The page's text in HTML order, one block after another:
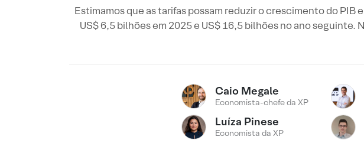
Estimamos que as tarifas possam reduzir o crescimento do PIB
US$ 6,5 bilhões em 2025 e US$ 16,5 bilhões no ano
Caio Megale
Economista-chefe da XP
Luíza Pinese
Economista da XP